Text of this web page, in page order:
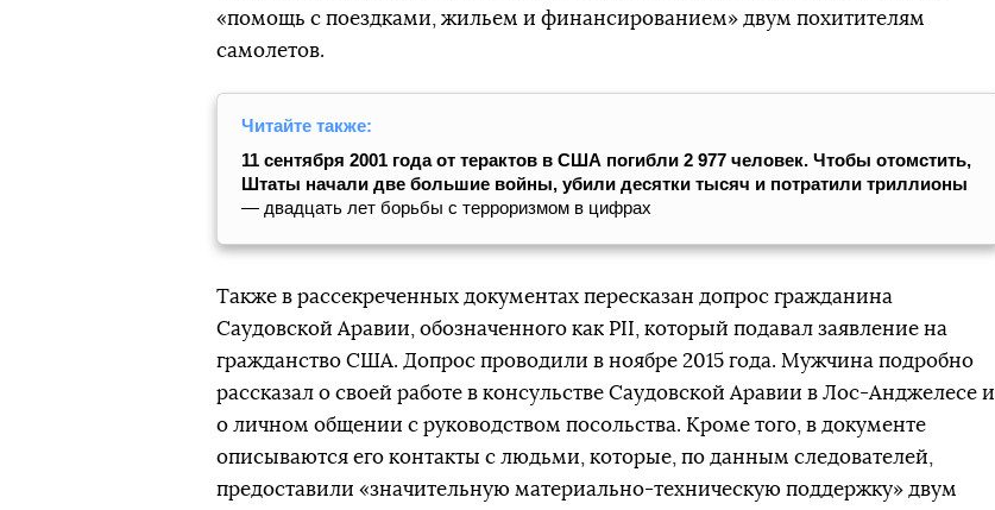
«помощь с поездками, жильем и финансированием» двум похитителям
самолетов.
Читайте также:
11 сентября 2001 года от терактов в США погибли 2 977 человек. Чтобы отомстить,
Штаты начали две большие войны, убили десятки тысяч и потратили триллионы
— двадцать лет борьбы с терроризмом в цифрах
Также в рассекреченных документах пересказан допрос гражданина
Саудовской Аравии, обозначенного как PII, который подавал заявление на
гражданство США. Допрос проводили в ноябре 2015 года. Мужчина подробно
рассказал о своей работе в консульстве Саудовской Аравии в Лос-Анджелесе и
о личном общении с руководством посольства. Кроме того, в документе
описываются его контакты с людьми, которые, по данным следователей,
предоставили «значительную материально-техническую поддержку» двум